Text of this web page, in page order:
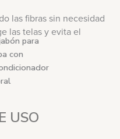
USO
las fibras sin necesidad
las telas y evita el